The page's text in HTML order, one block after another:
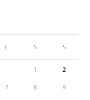
F S S
1 2
7 8 9